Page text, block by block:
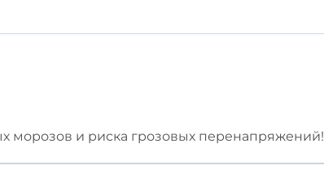
морозов и риска грозовых перенапряжений!